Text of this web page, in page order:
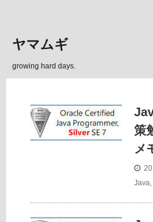
ヤマムギ
growing hard days.
策
メ
Java,